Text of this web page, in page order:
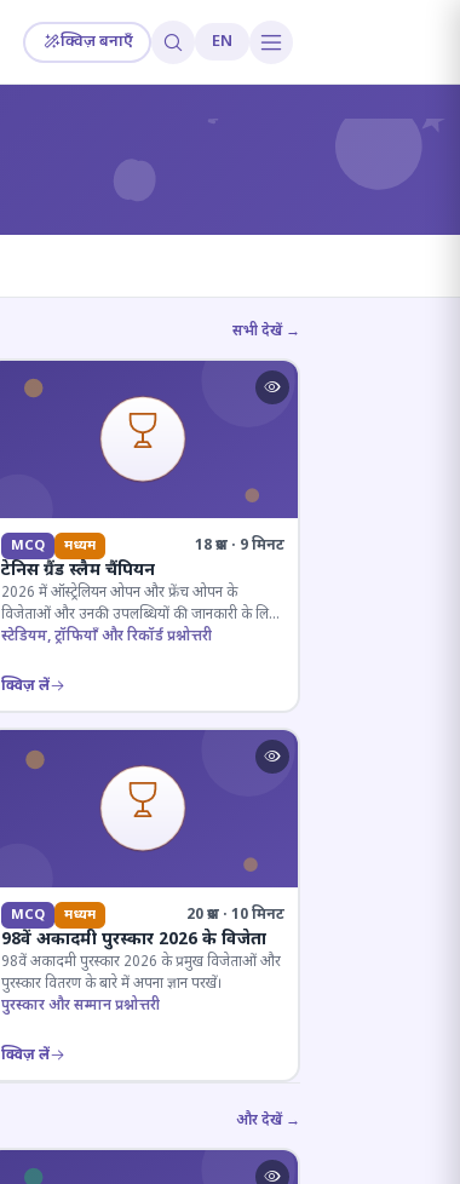
क्विज़ बनाएँ EN
?
सभी देखें →
MCQ मध्यम 18 प्रश्न · 9 मिनट
टेनिस ग्रैंड स्लैम चैंपियन
2026 में ऑस्ट्रेलियन ओपन और फ्रेंच ओपन के
विजेताओं और उनकी उपलब्धियों की जानकारी के लिए
क्विज़।
स्टेडियम, ट्रॉफियाँ और रिकॉर्ड प्रश्नोत्तरी
क्विज़ लें
MCQ मध्यम 20 प्रश्न · 10 मिनट
98वें अकादमी पुरस्कार 2026 के विजेता
98वें अकादमी पुरस्कार 2026 के प्रमुख विजेताओं और
पुरस्कार वितरण के बारे में अपना ज्ञान परखें।
पुरस्कार और सम्मान प्रश्नोत्तरी
क्विज़ लें
और देखें →